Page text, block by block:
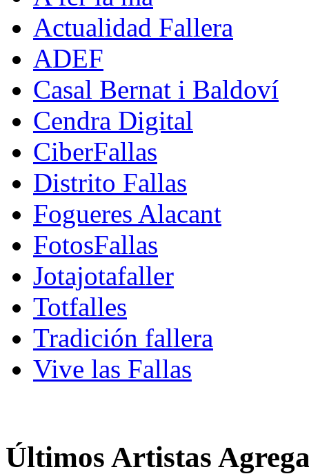
Actualidad Fallera
ADEF
Casal Bernat i Baldoví
Cendra Digital
CiberFallas
Distrito Fallas
Fogueres Alacant
FotosFallas
Jotajotafaller
Totfalles
Tradición fallera
Vive las Fallas
Últimos Artistas